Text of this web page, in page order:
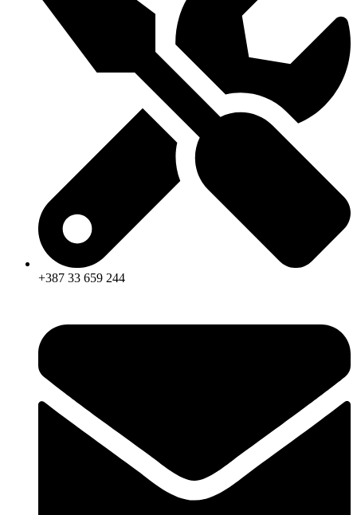
+387 33 659 244